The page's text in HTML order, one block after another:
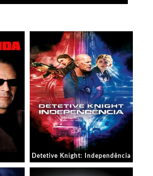
Detetive Knight: Independência